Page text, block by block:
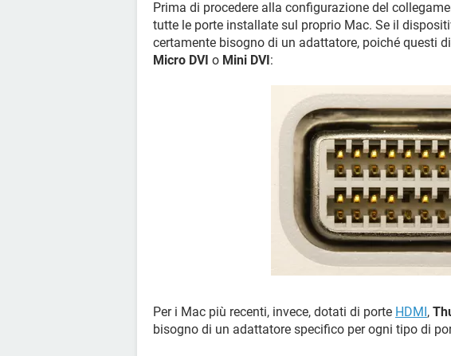
Prima di procedere alla configurazione del
tutte le porte installate sul proprio Mac. Se il
certamente bisogno di un adattatore, poiché questi
Micro DVI o Mini DVI:
Per i Mac più recenti, invece, dotati di porte HDMI ,
bisogno di un adattatore specifico per ogni tipo di